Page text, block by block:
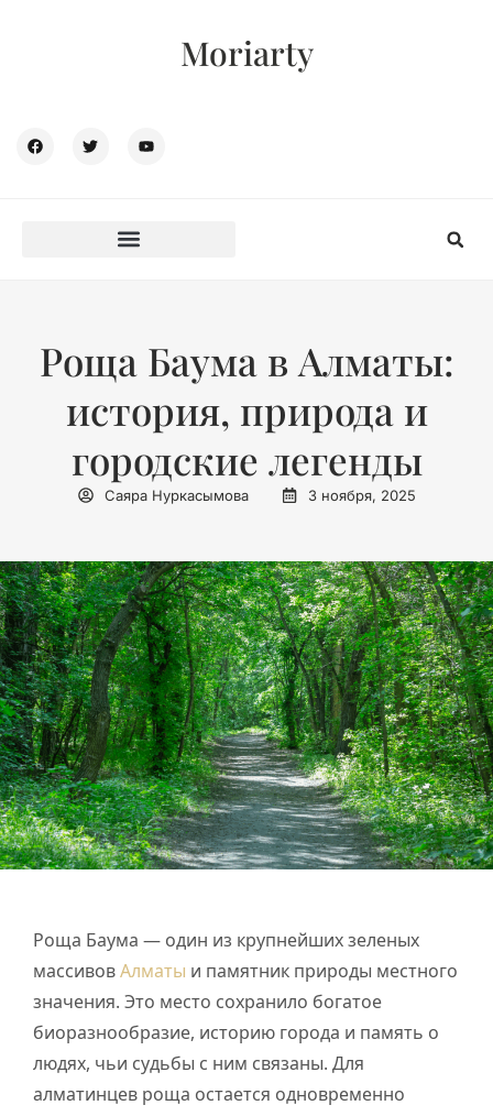
Moriarty
Роща Баума в Алматы:
история, природа и
городские легенды
Саяра Нуркасымова 3 ноября, 2025
Роща Баума — один из крупнейших зеленых
массивовАлматы и памятник природы местного
значения. Это место сохранило богатое
биоразнообразие, историю города и память о
людях, чьи судьбы с ним связаны. Для
алматинцев роща остается одновременно